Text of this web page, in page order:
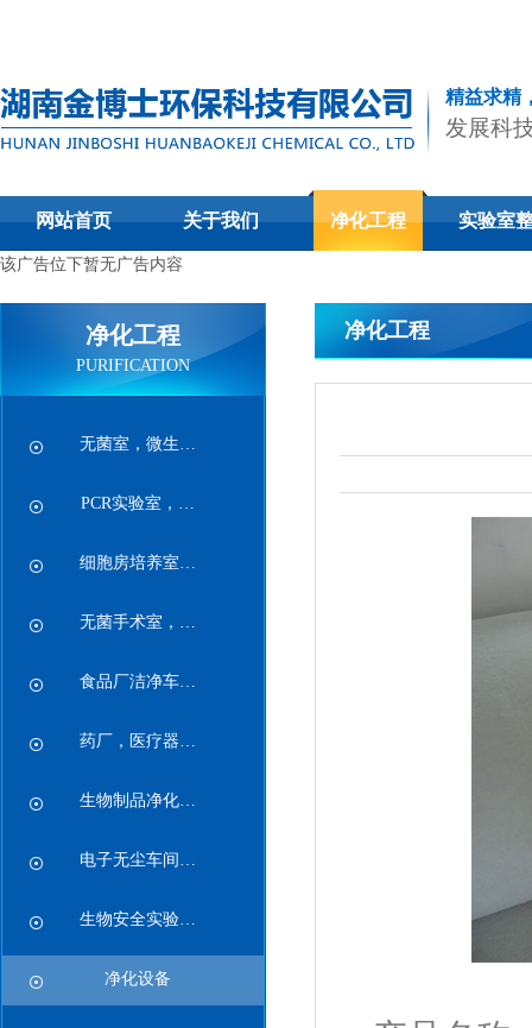
精益求精
发展科
网站首页 关于我们 净化工程 实验室
该广告位下暂无广告内容
净化工程
PURIFICATION
无菌室，微生…
PCR实验室，…
细胞房培养室…
无菌手术室，…
食品厂洁净车…
药厂，医疗器…
生物制品净化…
电子无尘车间…
生物安全实验…
净化设备
净化工程